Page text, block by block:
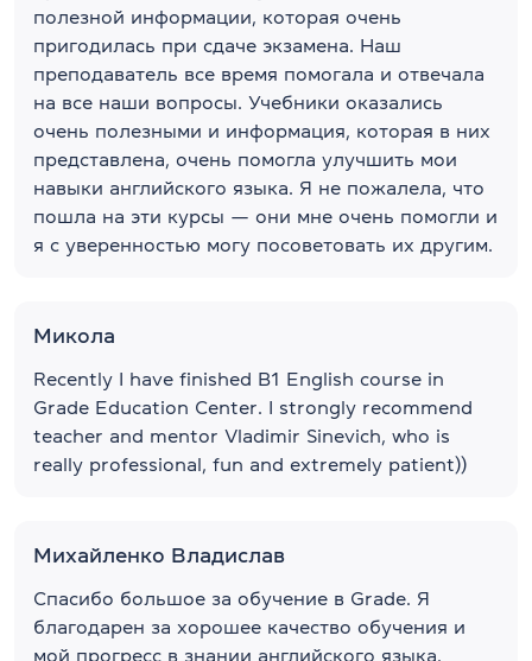
полезной информации, которая очень
пригодилась при сдаче экзамена. Наш
преподаватель все время помогала и отвечала
на все наши вопросы. Учебники оказались
очень полезными и информация, которая в них
представлена, очень помогла улучшить мои
навыки английского языка. Я не пожалела, что
пошла на эти курсы — они мне очень помогли и
я с уверенностью могу посоветовать их другим.
Микола
Recently I have finished B1 English course in
Grade Education Center. I strongly recommend
teacher and mentor Vladimir Sinevich, who is
really professional, fun and extremely patient))
Михайленко Владислав
Спасибо большое за обучение в Grade. Я
благодарен за хорошее качество обучения и
мой прогресс в знании английского языка.